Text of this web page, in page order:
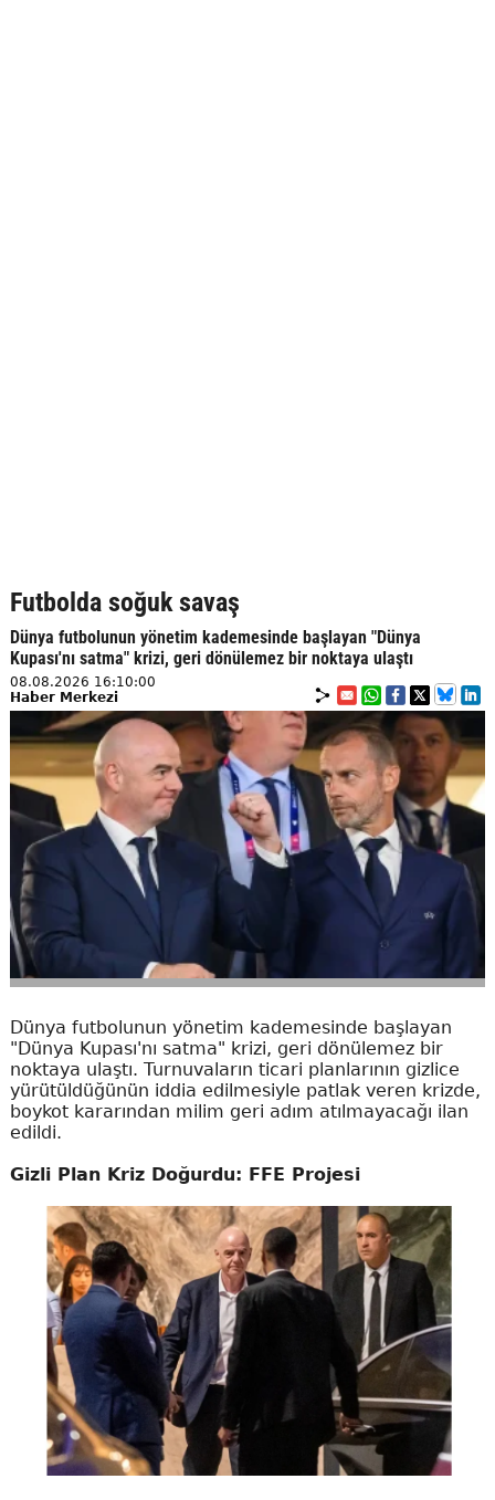
Futbolda soğuk savaş
Dünya futbolunun yönetim kademesinde başlayan "Dünya
Kupası'nı satma" krizi, geri dönülemez bir noktaya ulaştı
08.08.2026 16:10:00
Haber Merkezi
Dünya futbolunun yönetim kademesinde başlayan
"Dünya Kupası'nı satma" krizi, geri dönülemez bir
noktaya ulaştı. Turnuvaların ticari planlarının gizlice
yürütüldüğünün iddia edilmesiyle patlak veren krizde,
boykot kararından milim geri adım atılmayacağı ilan
edildi.
Gizli Plan Kriz Doğurdu: FFE Projesi